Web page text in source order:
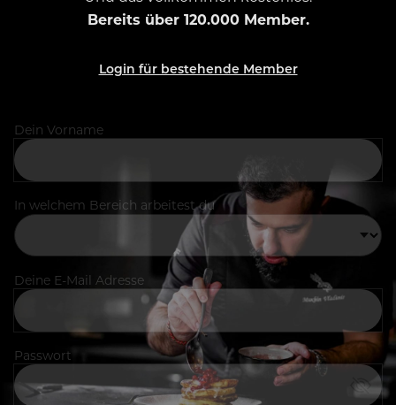
Bereits über 120.000 Member.
Login für bestehende Member
Dein Vorname
In welchem Bereich arbeitest du
Deine E-Mail Adresse
Passwort